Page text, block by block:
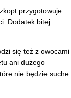
przygotowuje
Dodatek bitej
się też z owocami
ani dużego
nie będzie suche